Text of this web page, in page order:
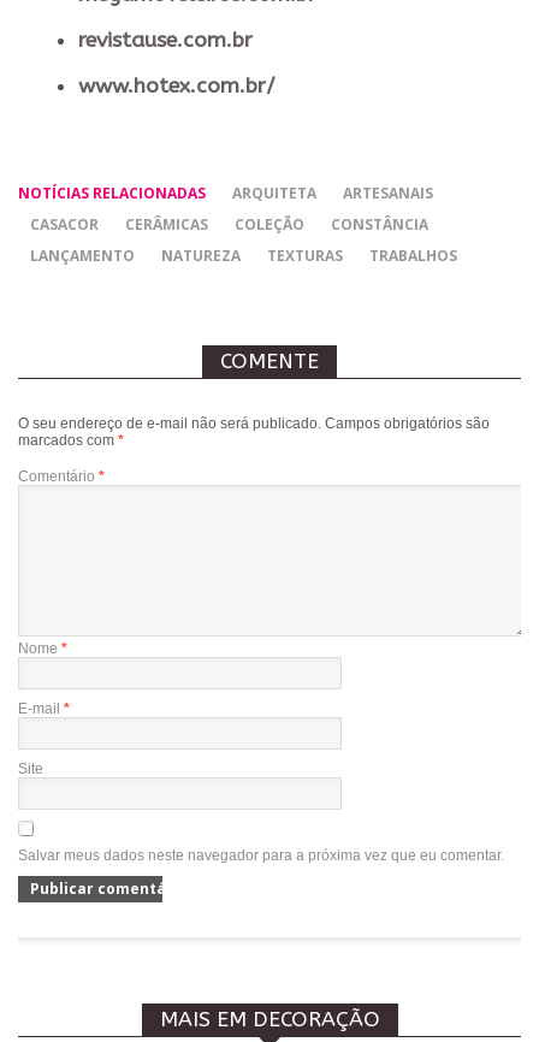
revistause.com.br
www.hotex.com.br/
NOTÍCIAS RELACIONADAS ARQUITETA
ARTESANAIS
CASACOR
CERÂMICAS COLEÇÃO
CONSTÂNCIA
LANÇAMENTO
NATUREZA TEXTURAS TRABALHOS
COMENTE
O seu endereço de e-mail não será publicado. Campos obrigatórios são
marcados com *
Comentário *
Nome *
E-mail *
Site
Salvar meus dados neste navegador para a próxima vez que eu comentar.
MAIS EM DECORAÇÃO